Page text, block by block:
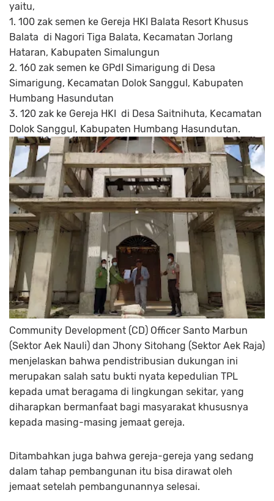
yaitu,
1. 100 zak semen ke Gereja HKI Balata Resort Khusus
Balata di Nagori Tiga Balata, Kecamatan Jorlang
Hataran, Kabupaten Simalungun
2. 160 zak semen ke GPdI Simarigung di Desa
Simarigung, Kecamatan Dolok Sanggul, Kabupaten
Humbang Hasundutan
3. 120 zak ke Gereja HKI di Desa Saitnihuta, Kecamatan
Dolok Sanggul, Kabupaten Humbang Hasundutan.
Community Development (CD) Officer Santo Marbun
(Sektor Aek Nauli) dan Jhony Sitohang (Sektor Aek Raja)
menjelaskan bahwa pendistribusian dukungan ini
merupakan salah satu bukti nyata kepedulian TPL
kepada umat beragama di lingkungan sekitar, yang
diharapkan bermanfaat bagi masyarakat khususnya
kepada masing-masing jemaat gereja.
Ditambahkan juga bahwa gereja-gereja yang sedang
dalam tahap pembangunan itu bisa dirawat oleh
jemaat setelah pembangunannya selesai.